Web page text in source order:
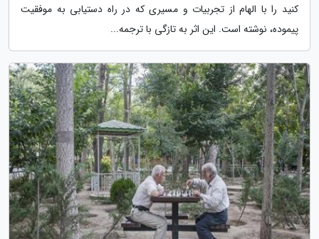
کنید را با الهام از تجربیات و مسیری که در راه دستیابی به موفقیت
پیموده، نوشته است. این اثر به تازگی با ترجمه...